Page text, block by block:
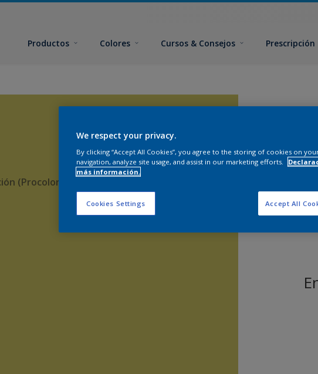
Productos Colores Cursos & Consejos Prescripción
(Procolor Interior)
We respect your privacy.
By clicking “Accept All Cookies”, you agree to the storing of cookies on
navigation, analyze site usage, and assist in our marketing efforts.
más información.
Cookies Settings Accept All